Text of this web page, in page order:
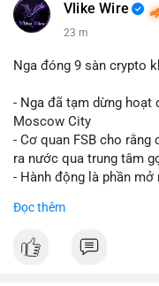
Vlike Wire
23 m
Nga đóng 9 sàn crypto
- Nga đã tạm dừng hoạt
Moscow City
- Cơ quan FSB cho
ra nước qua trung tâm
- Hành động là phần
Đọc thêm